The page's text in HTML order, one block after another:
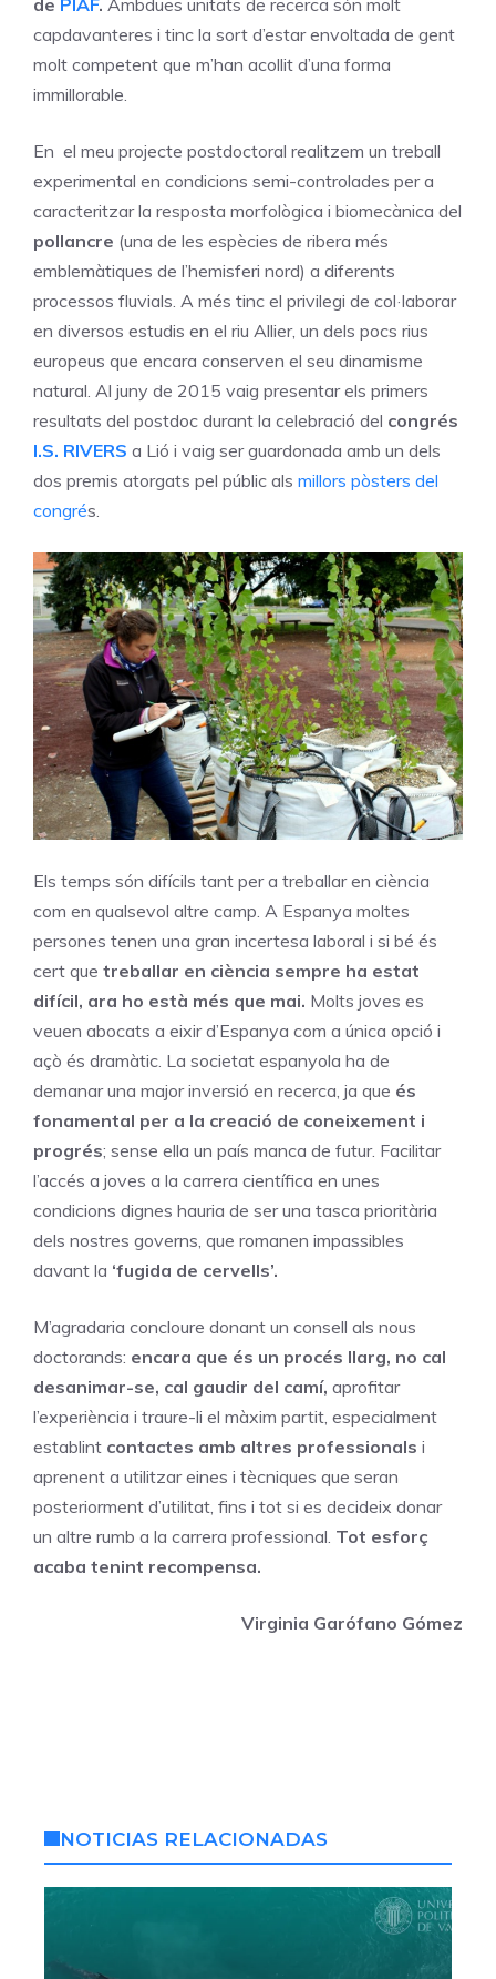
capdavanteres i tinc la sort d’estar envoltada de gent
molt competent que m’han acollit d’una forma
immillorable.
En el meu projecte postdoctoral realitzem un treball
experimental en condicions semi-controlades per a
caracteritzar la resposta morfològica i biomecànica del
pollancre (una de les espècies de ribera més
emblemàtiques de l’hemisferi nord) a diferents
processos fluvials. A més tinc el privilegi de col·laborar
en diversos estudis en el riu Allier, un dels pocs rius
europeus que encara conserven el seu dinamisme
natural. Al juny de 2015 vaig presentar els primers
resultats del postdoc durant la celebració del congrés
I.S. RIVERS a Lió i vaig ser guardonada amb un dels
dos premis atorgats pel públic als millors pòsters del
congrés.
Els temps són difícils tant per a treballar en ciència
com en qualsevol altre camp. A Espanya moltes
persones tenen una gran incertesa laboral i si bé és
cert que treballar en ciència sempre ha estat
difícil, ara ho està més que mai. Molts joves es
veuen abocats a eixir d’Espanya com a única opció i
açò és dramàtic. La societat espanyola ha de
demanar una major inversió en recerca, ja que és
fonamental per a la creació de coneixement i
progrés; sense ella un país manca de futur. Facilitar
l’accés a joves a la carrera científica en unes
condicions dignes hauria de ser una tasca prioritària
dels nostres governs, que romanen impassibles
davant la ‘fugida de cervells’.
M’agradaria concloure donant un consell als nous
doctorands: encara que és un procés llarg, no cal
desanimar-se, cal gaudir del camí, aprofitar
l’experiència i traure-li el màxim partit, especialment
establint contactes amb altres professionals i
aprenent a utilitzar eines i tècniques que seran
posteriorment d’utilitat, fins i tot si es decideix donar
un altre rumb a la carrera professional. Tot esforç
acaba tenint recompensa.
Virginia Garófano Gómez
NOTICIAS RELACIONADAS